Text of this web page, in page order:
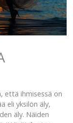
että ihmisessä on
eli yksilön äly,
äly. Näiden